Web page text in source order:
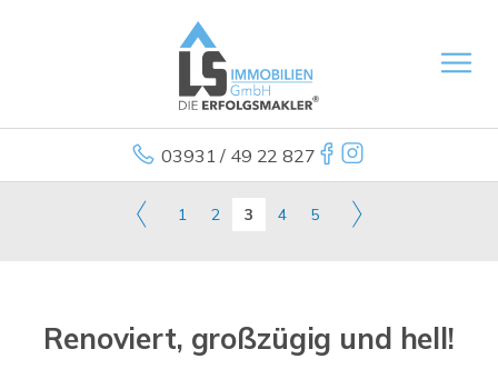
03931 / 49 22 827
1 2 3 4 5
Renoviert, großzügig und hell!